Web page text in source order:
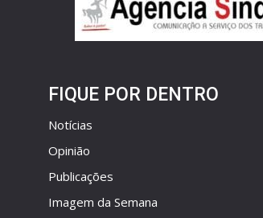
FIQUE POR DENTRO
Notícias
Opinião
Publicações
Imagem da Semana